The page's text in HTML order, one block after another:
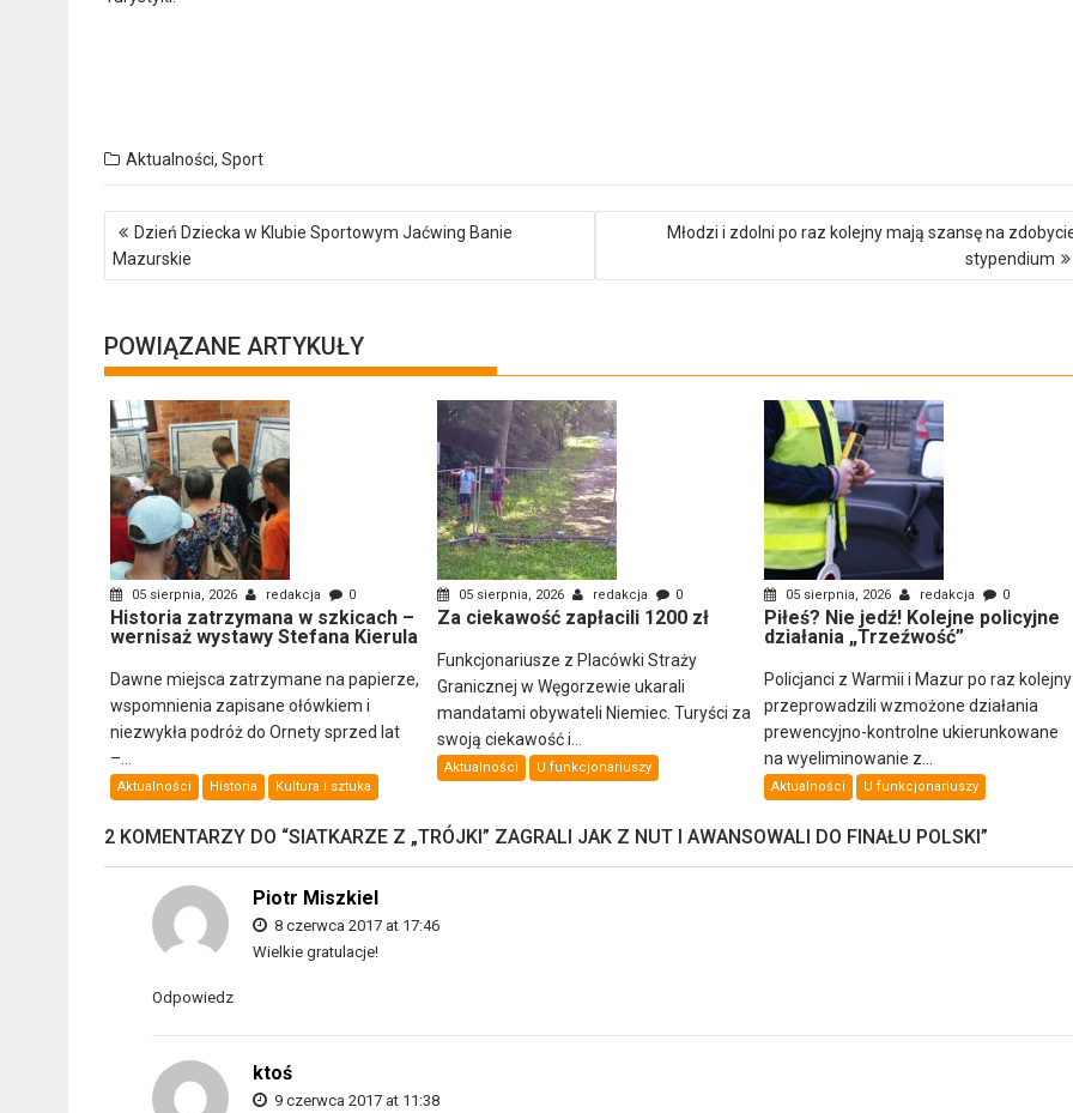
Aktualności, Sport
Nawigacja
wpisu
Dzień Dziecka w Klubie Sportowym Jaćwing Banie
Mazurskie
Młodzi i zdolni po raz kolejny mają szansę na
stypendium
POWIĄZANE ARTYKUŁY
05 sierpnia, 2026 redakcja 0
Historia zatrzymana w szkicach –
wernisaż wystawy Stefana Kierula
Dawne miejsca zatrzymane na papierze,
wspomnienia zapisane ołówkiem i
niezwykła podróż do Ornety sprzed lat
–...
Aktualności Historia Kultura i sztuka
05 sierpnia, 2026 redakcja 0
Za ciekawość zapłacili 1200 zł
Funkcjonariusze z Placówki Straży
Granicznej w Węgorzewie ukarali
mandatami obywateli Niemiec. Turyści za
swoją ciekawość i...
Aktualności U funkcjonariuszy
05 sierpnia, 2026 redakcja 0
Piłeś? Nie jedź! Kolejne policyjne
działania „Trzeźwość”
Policjanci z Warmii i Mazur po raz kolejny
przeprowadzili wzmożone działania
prewencyjno-kontrolne ukierunkowane
na wyeliminowanie z...
Aktualności U funkcjonariuszy
2 KOMENTARZY DO “SIATKARZE Z „TRÓJKI” ZAGRALI JAK Z NUT I AWANSOWALI DO FINAŁU POLSKI”
Piotr Miszkiel
8 czerwca 2017 at 17:46
Wielkie gratulacje!
Odpowiedz
ktoś
9 czerwca 2017 at 11:38